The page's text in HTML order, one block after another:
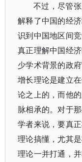
不过，尽管
解释了中国的经
识到中国地区间
真正理解中国经
少学术背景的政
增长理论是建立
论之上的，而他
脉相承的。对于
学者来说，要真
理论搞懂，尤其
理论一并打通，